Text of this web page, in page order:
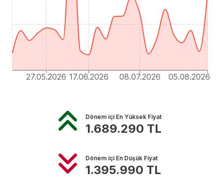
27.05.2026 17.06.2026 08.07.2026 05.08.2026
Dönem içi En Yüksek Fiyat
1.689.290 TL
Dönem içi En Düşük Fiyat
1.395.990 TL